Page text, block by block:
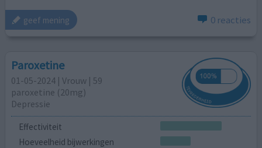
geef mening 0 reacties
Paroxetine
01-05-2024 | Vrouw | 59
paroxetine (20mg)
Depressie
Effectiviteit
Hoeveelheid bijwerkingen